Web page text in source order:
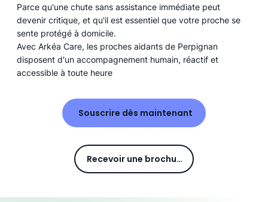
Parce qu'une chute sans assistance immédiate peut
devenir critique, et qu'il est essentiel que votre proche se
sente protégé à domicile.
Avec Arkéa Care, les proches aidants de Perpignan
disposent d'un accompagnement humain, réactif et
accessible à toute heure
Souscrire dès maintenant
Recevoir une brochure